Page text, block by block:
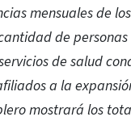
mensuales de
de
de salud
a la
mostrará los